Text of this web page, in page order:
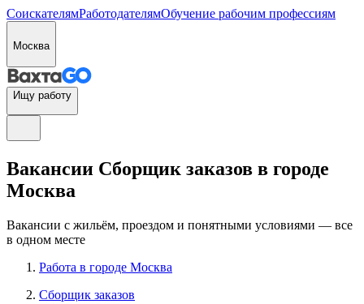
СоискателямРаботодателямОбучение рабочим профессиям
Москва
Ищу работу
Вакансии Сборщик заказов в городе
Москва
Вакансии с жильём, проездом и понятными условиями — все
в одном месте
Работа в городе Москва
Сборщик заказов